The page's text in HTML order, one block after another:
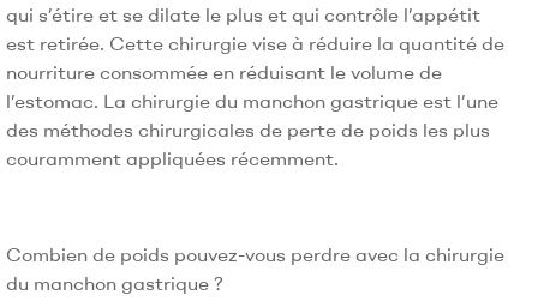
qui s’étire et se dilate le plus et qui contrôle l’appétit
est retirée. Cette chirurgie vise à réduire la quantité de
nourriture consommée en réduisant le volume de
l’estomac. La chirurgie du manchon gastrique est l’une
des méthodes chirurgicales de perte de poids les plus
couramment appliquées récemment.
Combien de poids pouvez-vous perdre avec la chirurgie
du manchon gastrique ?